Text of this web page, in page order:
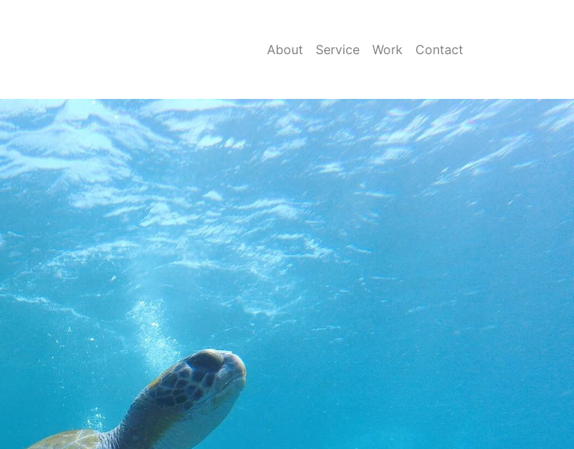
About Service Work Contact